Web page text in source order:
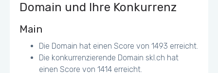
Domain und Ihre Konkurrenz
Main
Die Domain hat einen Score von 1493 erreicht.
Die konkurrenzierende Domain skl.ch hat
einen Score von 1414 erreicht.